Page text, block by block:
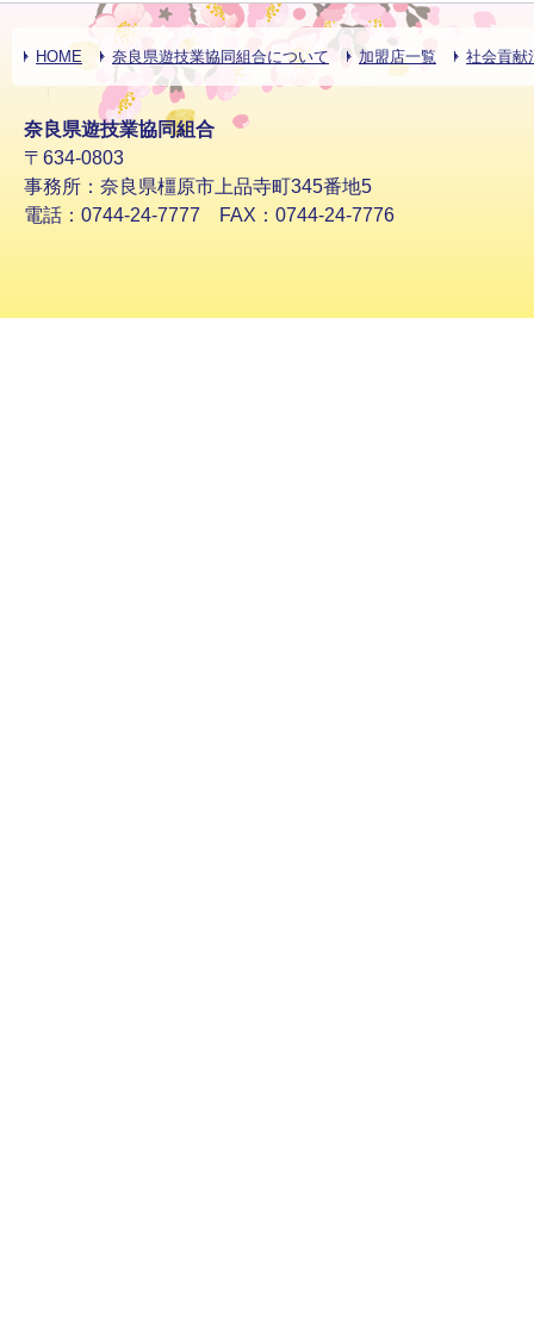
HOME 奈良県遊技業協同組合について 加盟店一覧 社会貢献
奈良県遊技業協同組合
〒634-0803
事務所：奈良県橿原市上品寺町345番地5
電話：0744-24-7777 FAX：0744-24-7776